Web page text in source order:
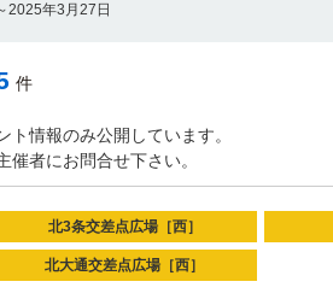
2025年3月27日
件
情報のみ公開しています。
者にお問合せ下さい。
北3条交差点広場［西］
北大通交差点広場［西］